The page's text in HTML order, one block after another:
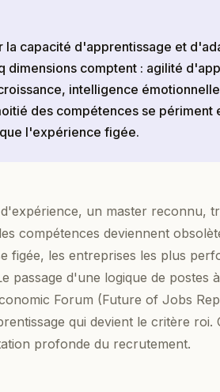
la capacité d'apprentissage et
dimensions comptent : agilité
intelligence
des compétences se périment
l'expérience figée.
un master reconnu,
compétences deviennent
figée, les entreprises les plus
d'une logique de postes
Forum (Future of Jobs
qui devient le critère roi.
profonde du recrutement.